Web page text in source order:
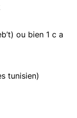
ou bien 1 c a
tunisien)